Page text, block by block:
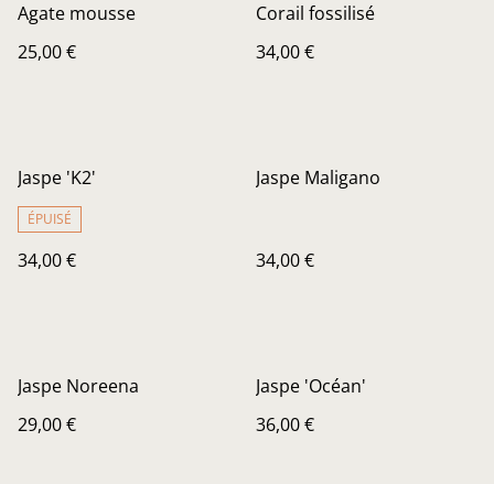
Agate mousse
25,00 €
Corail fossilisé
34,00 €
Jaspe 'K2'
ÉPUISÉ
34,00 €
Jaspe Maligano
34,00 €
Jaspe Noreena
29,00 €
Jaspe 'Océan'
36,00 €